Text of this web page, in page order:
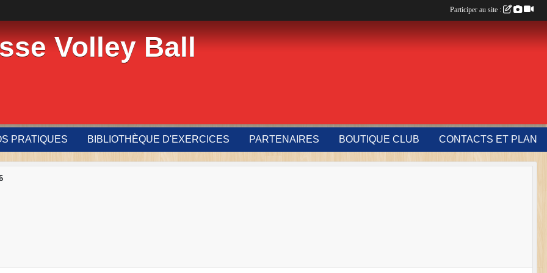
Volley Ball
PRATIQUES BIBLIOTHÈQUE D'EXERCICES PARTENAIRES BOUTIQUE CLUB CONTACTS ET PLAN
Participer au site :